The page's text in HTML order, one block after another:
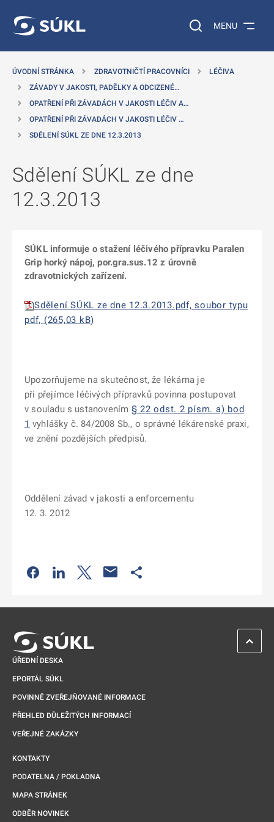
Vyhledávání na
MENU
ÚVODNÍ STRÁNKA ZDRAVOTNIČTÍ PRACOVNÍCI
LÉČIVA
ZÁVADY V JAKOSTI, PADĚLKY A ODCIZENÉ…
OPATŘENÍ PŘI ZÁVADÁCH V JAKOSTI LÉČIV A…
OPATŘENÍ PŘI ZÁVADÁCH V JAKOSTI LÉČIV …
SDĚLENÍ SÚKL ZE DNE 12.3.2013
Sdělení SÚKL ze dne
12.3.2013
SÚKL informuje o stažení léčivého přípravku Paralen
Grip horký nápoj, por.gra.sus.12 z úrovně
zdravotnických zařízení.
Sdělení SÚKL ze dne 12.3.2013.pdf, soubor typu
pdf, (265,03 kB)
Upozorňujeme na skutečnost, že lékárna je
při přejímce léčivých přípravků povinna postupovat
v souladu s ustanovením § 22 odst. 2 písm. a) bod
1 vyhlášky č. 84/2008 Sb., o správné lékárenské praxi,
ve znění pozdějších předpisů.
Oddělení závad v jakosti a enforcementu
12. 3. 2012
Odkaz se otevře na nové kartě
Odkaz se otevře na nové kartě
Odkaz se otevře na nové kartě
ÚŘEDNÍ DESKA
EPORTÁL SÚKL
POVINNĚ ZVEŘEJŇOVANÉ INFORMACE
PŘEHLED DŮLEŽITÝCH INFORMACÍ
VEŘEJNÉ ZAKÁZKY
KONTAKTY
PODATELNA / POKLADNA
MAPA STRÁNEK
ODBĚR NOVINEK
ZPĚT